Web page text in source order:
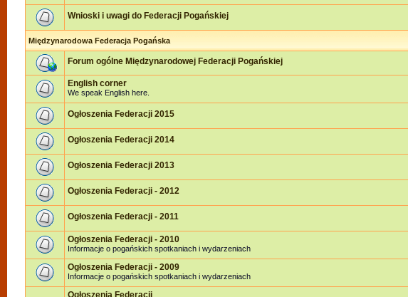
Wnioski i uwagi do Federacji Pogańskiej
Międzynarodowa Federacja Pogańska
Forum ogólne Międzynarodowej Federacji Pogańskiej
English corner
We speak English here.
Ogłoszenia Federacji 2015
Ogłoszenia Federacji 2014
Ogłoszenia Federacji 2013
Ogłoszenia Federacji - 2012
Ogłoszenia Federacji - 2011
Ogłoszenia Federacji - 2010
Informacje o pogańskich spotkaniach i wydarzeniach
Ogłoszenia Federacji - 2009
Informacje o pogańskich spotkaniach i wydarzeniach
Ogłoszenia Federacji